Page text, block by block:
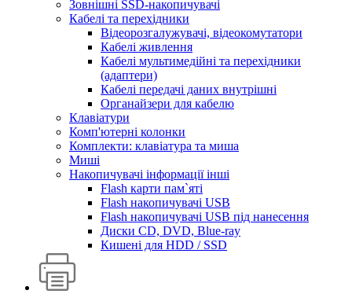
Зовнішні SSD-накопичувачі
Кабелі та перехідники
Відеорозгалужувачі, відеокомутатори
Кабелі живлення
Кабелі мультимедійні та перехідники
(адаптери)
Кабелі передачі даних внутрішні
Органайзери для кабелю
Клавіатури
Комп'ютерні колонки
Комплекти: клавіатура та миша
Миші
Накопичувачі інформації інші
Flash карти пам`яті
Flash накопичувачі USB
Flash накопичувачі USB під нанесення
Диски CD, DVD, Blue-ray
Кишені для HDD / SSD